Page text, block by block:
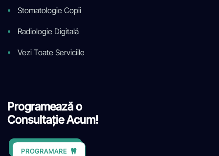
Stomatologie Copii
Radiologie Digitală
Vezi Toate Serviciile
Programează o
Consultație Acum!
PROGRAMARE